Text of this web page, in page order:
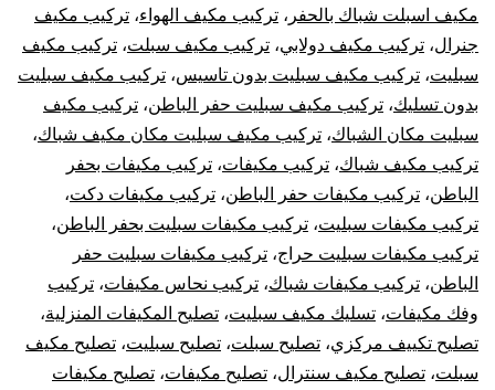
مكيف اسبلت شباك بالحفر ، تركيب مكيف الهواء، تركيب مكيف
جنرال، تركيب مكيف دولابي، تركيب مكيف سبلت، تركيب مكيف
سبليت، تركيب مكيف سبليت بدون تاسيس، تركيب مكيف سبليت
بدون تسليك، تركيب مكيف سبليت حفر الباطن، تركيب مكيف
سبليت مكان الشباك، تركيب مكيف سبليت مكان مكيف شباك،
تركيب مكيف شباك، تركيب مكيفات، تركيب مكيفات بحفر
الباطن، تركيب مكيفات حفر الباطن، تركيب مكيفات دكت،
تركيب مكيفات سبليت، تركيب مكيفات سبليت بحفر الباطن،
تركيب مكيفات سبليت حراج، تركيب مكيفات سبليت حفر
الباطن، تركيب مكيفات شباك، تركيب نحاس مكيفات، تركيب
وفك مكيفات، تسليك مكيف سبليت، تصليح المكيفات المنزلية،
تصليح تكييف مركزي، تصليح سبلت، تصليح سبليت، تصليح مكيف
سبلت، تصليح مكيف سنترال، تصليح مكيفات، تصليح مكيفات